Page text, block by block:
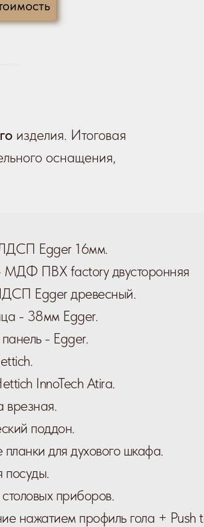
изделия. Итоговая
оснащения,
Egger 16мм.
ПВХ factory двусторонняя
Egger древесный.
- 38мм Egger.
- Egger.
InnoTech Atira.
врезная.
поддон.
для духового шкафа.
посуды.
приборов.
нажатием профиль гола + Push